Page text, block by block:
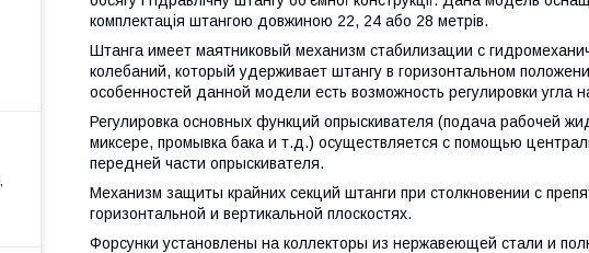
комплектація штангою довжиною 22, 24 або 28 метрів.
Штанга имеет маятниковый механизм стабилизации с
колебаний, который удерживает штангу в горизонтальном
особенностей данной модели есть возможность регулировки угла
Регулировка основных функций опрыскивателя (подача рабочей
миксере, промывка бака и т.д.) осуществляется с помощью
передней части опрыскивателя.
Механизм защиты крайних секций штанги при столкновении с
горизонтальной и вертикальной плоскостях.
Форсунки установлены на коллекторы из нержавеющей стали и